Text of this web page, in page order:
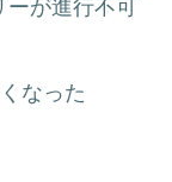
ーが進行不可
なった